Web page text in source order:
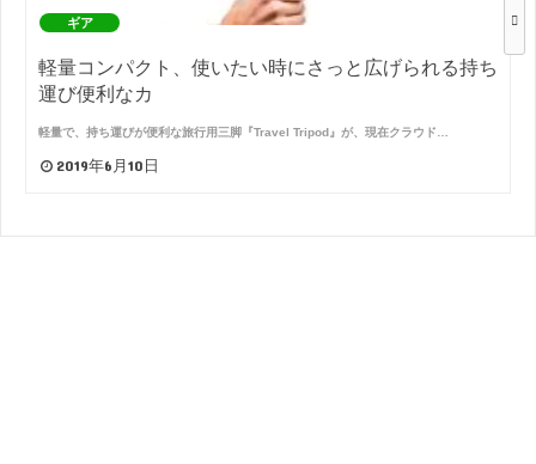
ギア
軽量コンパクト、使いたい時にさっと広げられる持ち
運び便利なカ
軽量で、持ち運びが便利な旅行用三脚『Travel Tripod』が、現在クラウド…
2019年6月10日